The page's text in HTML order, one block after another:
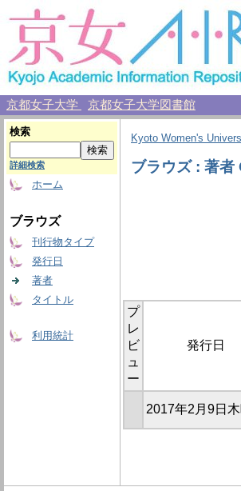
京都女子大学 京都女子大学図書館
検索
詳細検索
ホーム
ブラウズ
刊行物タイプ
発行日
著者
タイトル
利用統計
Kyoto Women's
ブラウズ : 著
プ
レ
ビ
ュ
ー
発行日
2017年2月9日木